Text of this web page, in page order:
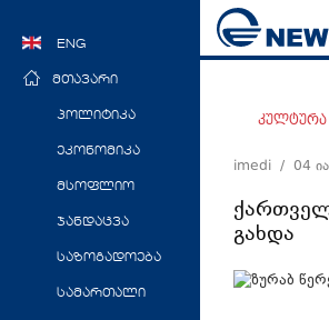
ENG
მთავარი
პოლიტიკა
ეკონომიკა
მსოფლიო
ჯანდაცვა
საზოგადოება
სამართალი
კულტურა
imedi / 04
გახდა